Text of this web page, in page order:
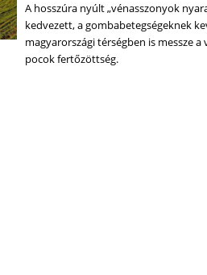
A hosszúra nyúlt „vénasszonyok
kedvezett, a gombabetegségeknek
magyarországi térségben is messze
pocok fertőzöttség.